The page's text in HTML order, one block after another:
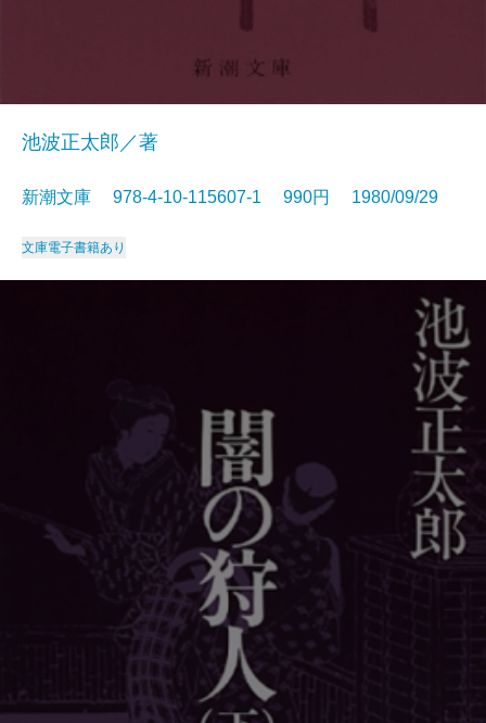
池波正太郎／著
新潮文庫 978-4-10-115607-1 990円 1980/09/29
文庫電子書籍あり